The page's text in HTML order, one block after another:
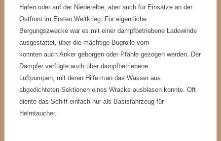
Hafen oder auf der Niederelbe, aber auch für Einsätze an der
Ostfront im Ersten Weltkrieg. Für eigentliche
Bergungszwecke war es mit einer dampfbetriebene Ladewinde
ausgestattet, über die mächtige Bugrolle vorn
konnten auch Anker geborgen oder Pfähle gezogen werden. Der
Dampfer verfügte auch über dampfbetriebene
Luftpumpen, mit deren Hilfe man das Wasser aus
abgedichteten Sektionen eines Wracks ausblasen konnte. Oft
diente das Schiff einfach nur als Basisfahrzeug für
Helmtaucher.